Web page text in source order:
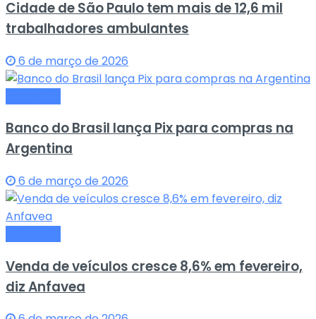
Cidade de São Paulo tem mais de 12,6 mil
trabalhadores ambulantes
6 de março de 2026
Banco do Brasil lança Pix para compras na
Argentina
6 de março de 2026
Venda de veículos cresce 8,6% em fevereiro,
diz Anfavea